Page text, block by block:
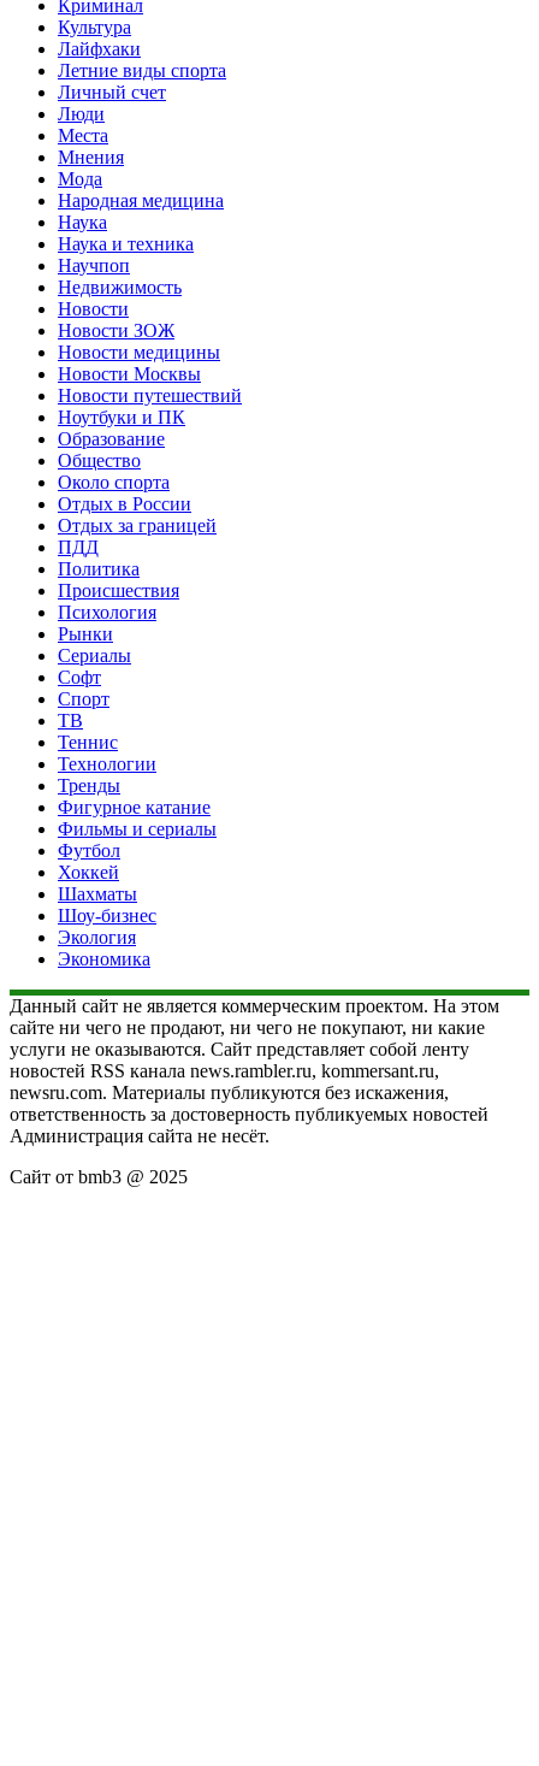
Криминал
Культура
Лайфхаки
Летние виды спорта
Личный счет
Люди
Места
Мнения
Мода
Народная медицина
Наука
Наука и техника
Научпоп
Недвижимость
Новости
Новости ЗОЖ
Новости медицины
Новости Москвы
Новости путешествий
Ноутбуки и ПК
Образование
Общество
Около спорта
Отдых в России
Отдых за границей
ПДД
Политика
Происшествия
Психология
Рынки
Сериалы
Софт
Спорт
ТВ
Теннис
Технологии
Тренды
Фигурное катание
Фильмы и сериалы
Футбол
Хоккей
Шахматы
Шоу-бизнес
Экология
Экономика
Данный сайт не является коммерческим проектом. На этом
сайте ни чего не продают, ни чего не покупают, ни какие
услуги не оказываются. Сайт представляет собой ленту
новостей RSS канала news.rambler.ru, kommersant.ru,
newsru.com. Материалы публикуются без искажения,
ответственность за достоверность публикуемых новостей
Администрация сайта не несёт.
Сайт от bmb3 @ 2025